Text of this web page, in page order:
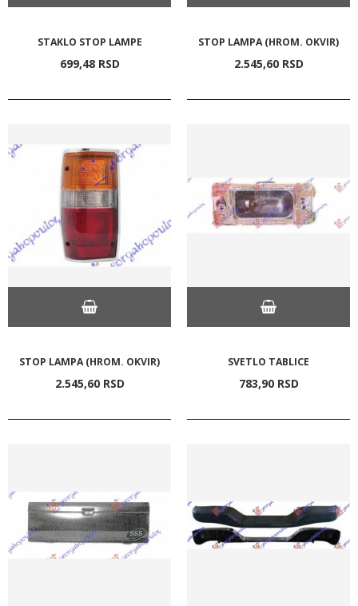
STAKLO STOP LAMPE
699,48 RSD
STOP LAMPA (HROM. OKVIR)
2.545,60 RSD
STOP LAMPA (HROM. OKVIR)
2.545,60 RSD
SVETLO TABLICE
783,90 RSD